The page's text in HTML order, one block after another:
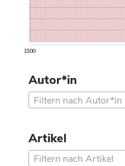
1500
Autor*in
Filtern nach Autor*in
Artikel
Filtern nach Artikel